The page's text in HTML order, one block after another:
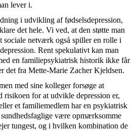
lever i.
i udvikling af fødselsdepression,
det hele. Vi ved, at den støtte man
sociale netværk også spiller en rolle i
Rent spekulativt kan man
en familiepsykiatrisk historik ikke får
det fra Mette-Marie Zacher Kjeldsen.
med sine kolleger forsøge at
risikoen for at udvikle depression er,
et familiemedlem har en psykiatrisk
være opmærksomme
tungest, og i hvilken kombination de